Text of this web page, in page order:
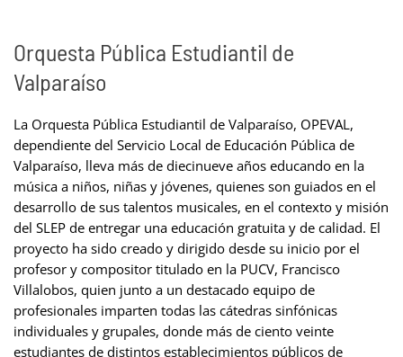
Orquesta Pública Estudiantil de
Valparaíso
La Orquesta Pública Estudiantil de Valparaíso, OPEVAL,
dependiente del Servicio Local de Educación Pública de
Valparaíso, lleva más de diecinueve años educando en la
música a niños, niñas y jóvenes, quienes son guiados en el
desarrollo de sus talentos musicales, en el contexto y misión
del SLEP de entregar una educación gratuita y de calidad. El
proyecto ha sido creado y dirigido desde su inicio por el
profesor y compositor titulado en la PUCV, Francisco
Villalobos, quien junto a un destacado equipo de
profesionales imparten todas las cátedras sinfónicas
individuales y grupales, donde más de ciento veinte
estudiantes de distintos establecimientos públicos de